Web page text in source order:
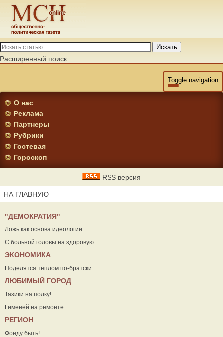
Искать
Расширенный поиск
Toggle navigation
О нас
Реклама
Партнеры
Рубрики
Гостевая
Гороскоп
RSS версия
НА ГЛАВНУЮ
"ДЕМОКРАТИЯ"
Ложь как основа идеологии
С больной головы на здоровую
ЭКОНОМИКА
Поделятся теплом по-братски
ЛЮБИМЫЙ ГОРОД
Тазики на полку!
Гименей на ремонте
РЕГИОН
Фонду быть!